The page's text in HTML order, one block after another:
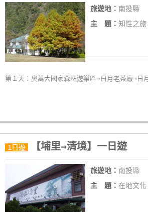
上
客
服
利
訂
房
Q&A
國
旅
旅遊地： 南投縣
主 題： 知性之
第１天：奧萬大國家森林遊樂區→日月老茶廠→日
1日遊 【埔里→清境】一日遊
旅遊地： 南投縣
主 題： 在地文化